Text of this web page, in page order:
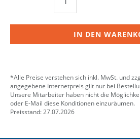
IN DEN
*Alle Preise verstehen sich inkl. MwSt. und
angegebene Internetpreis gilt nur bei
Unsere Mitarbeiter haben nicht die
oder E-Mail diese Konditionen einzuräumen.
Preisstand: 27.07.2026